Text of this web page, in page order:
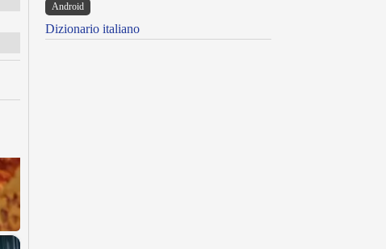
×
Android
Dizionario italiano